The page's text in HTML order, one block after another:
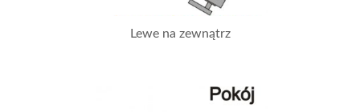
Lewe na zewnątrz